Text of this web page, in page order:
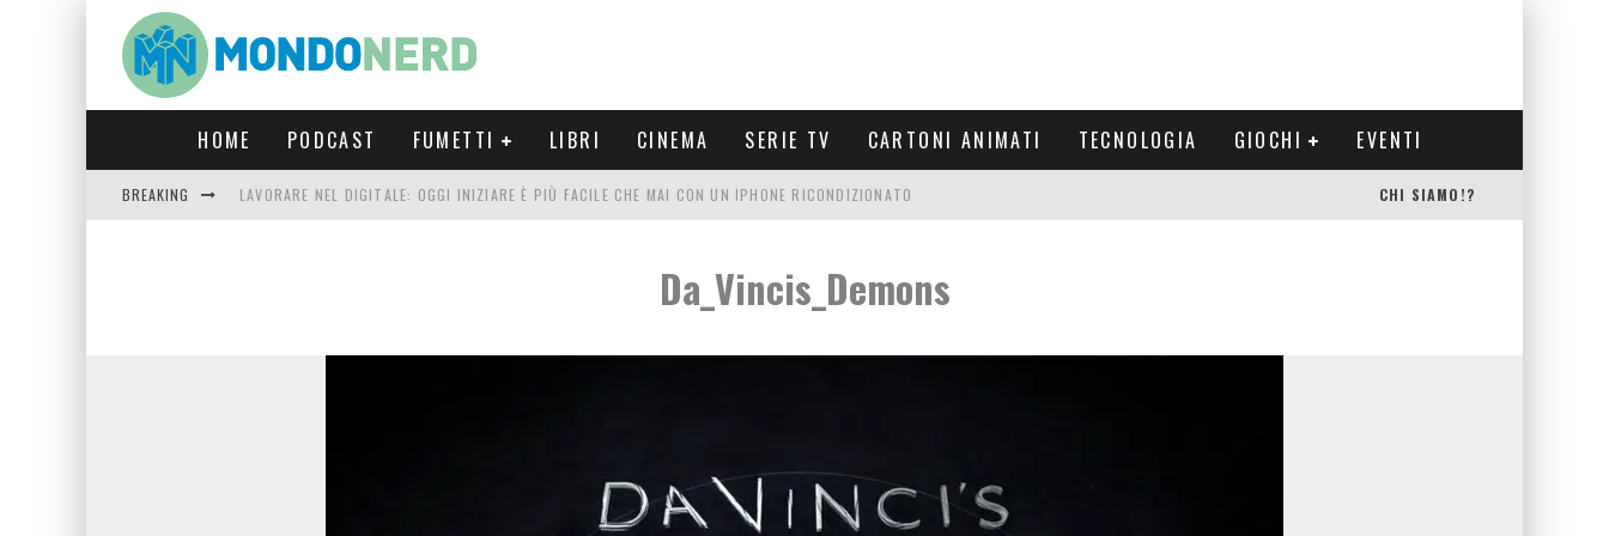
HOME PODCAST FUMETTI LIBRI CINEMA SERIE TV CARTONI ANIMATI TECNOLOGIA GIOCHI EVENTI
BREAKING LAVORARE NEL DIGITALE: OGGI INIZIARE È PIÙ FACILE CHE MAI CON UN IPHONE RICONDIZIONATO CHI SIAMO!?
Da_Vincis_Demons